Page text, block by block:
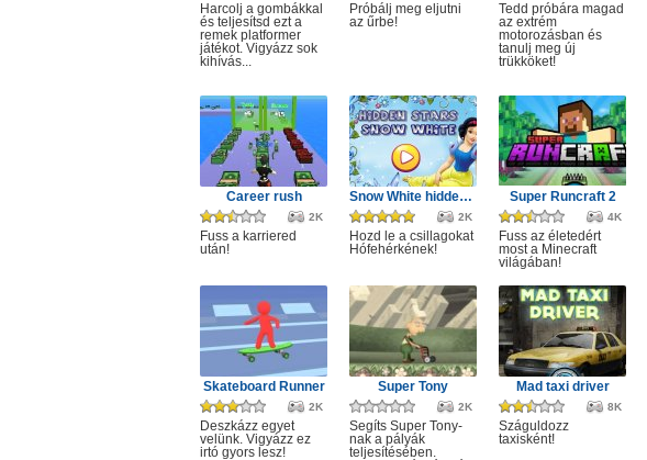
Harcolj a gombákkal
és teljesítsd ezt a
remek platformer
játékot. Vigyázz sok
kihívás...
Próbálj meg eljutni
az űrbe!
Tedd próbára magad
az extrém
motorozásban és
tanulj meg új
trükköket!
Career rush
2K
Fuss a karriered
után!
Snow White hidden stars
2K
Hozd le a csillagokat
Hófehérkének!
Super Runcraft 2
4K
Fuss az életedért
most a Minecraft
világában!
Skateboard Runner
2K
Deszkázz egyet
velünk. Vigyázz ez
irtó gyors lesz!
Super Tony
2K
Segíts Super Tony-
nak a pályák
teljesítésében.
Mad taxi driver
8K
Száguldozz
taxisként!